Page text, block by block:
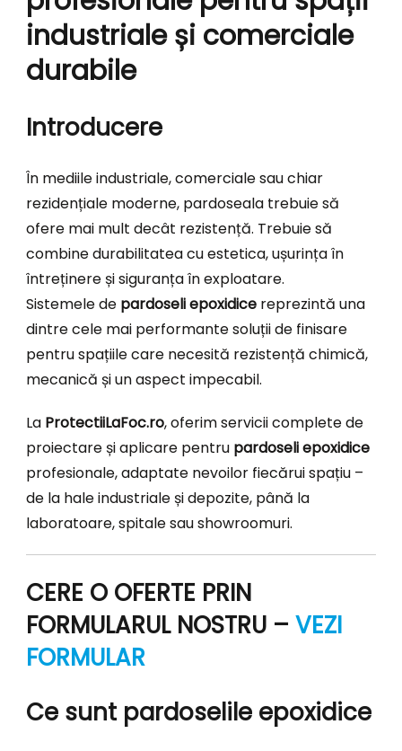
industriale și comerciale
durabile
Introducere
În mediile industriale, comerciale sau chiar
rezidențiale moderne, pardoseala trebuie să
ofere mai mult decât rezistență. Trebuie să
combine durabilitatea cu estetica, ușurința în
întreținere și siguranța în exploatare.
Sistemele de pardoseli epoxidice reprezintă una
dintre cele mai performante soluții de finisare
pentru spațiile care necesită rezistență chimică,
mecanică și un aspect impecabil.
La ProtectiiLaFoc.ro, oferim servicii complete de
proiectare și aplicare pentru pardoseli epoxidice
profesionale, adaptate nevoilor fiecărui spațiu –
de la hale industriale și depozite, până la
laboratoare, spitale sau showroomuri.
CERE O OFERTE PRIN
FORMULARUL NOSTRU – VEZI
FORMULAR
Ce sunt pardoselile epoxidice